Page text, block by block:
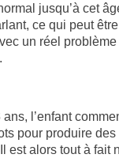
jusqu’à cet
ce qui peut
un réel problème
l’enfant
pour produire
est alors tout à fait